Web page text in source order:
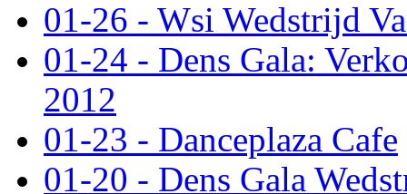
01-26 - Wsi Wedstrijd
01-24 - Dens Gala:
2012
01-23 - Danceplaza Cafe
01-20 - Dens Gala